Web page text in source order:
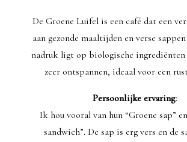
De Groene Luifel is een café dat een
aan gezonde maaltijden en verse
nadruk ligt op biologische ingrediënten
zeer ontspannen, ideaal voor een
Persoonlijke ervaring:
Ik hou vooral van hun “Groene sap”
sandwich”. De sap is erg vers en de